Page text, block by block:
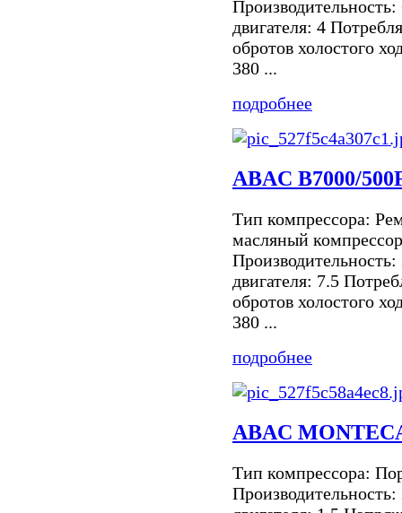
двигателя: 4
обротов холостого
380 ...
подробнее
ABAC B7000/
Тип компрессора:
масляный
двигателя: 7.5
обротов холостого
380 ...
подробнее
ABAC
Тип компрессора: